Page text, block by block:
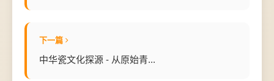
下一篇
中华瓷文化探源 - 从原始青...